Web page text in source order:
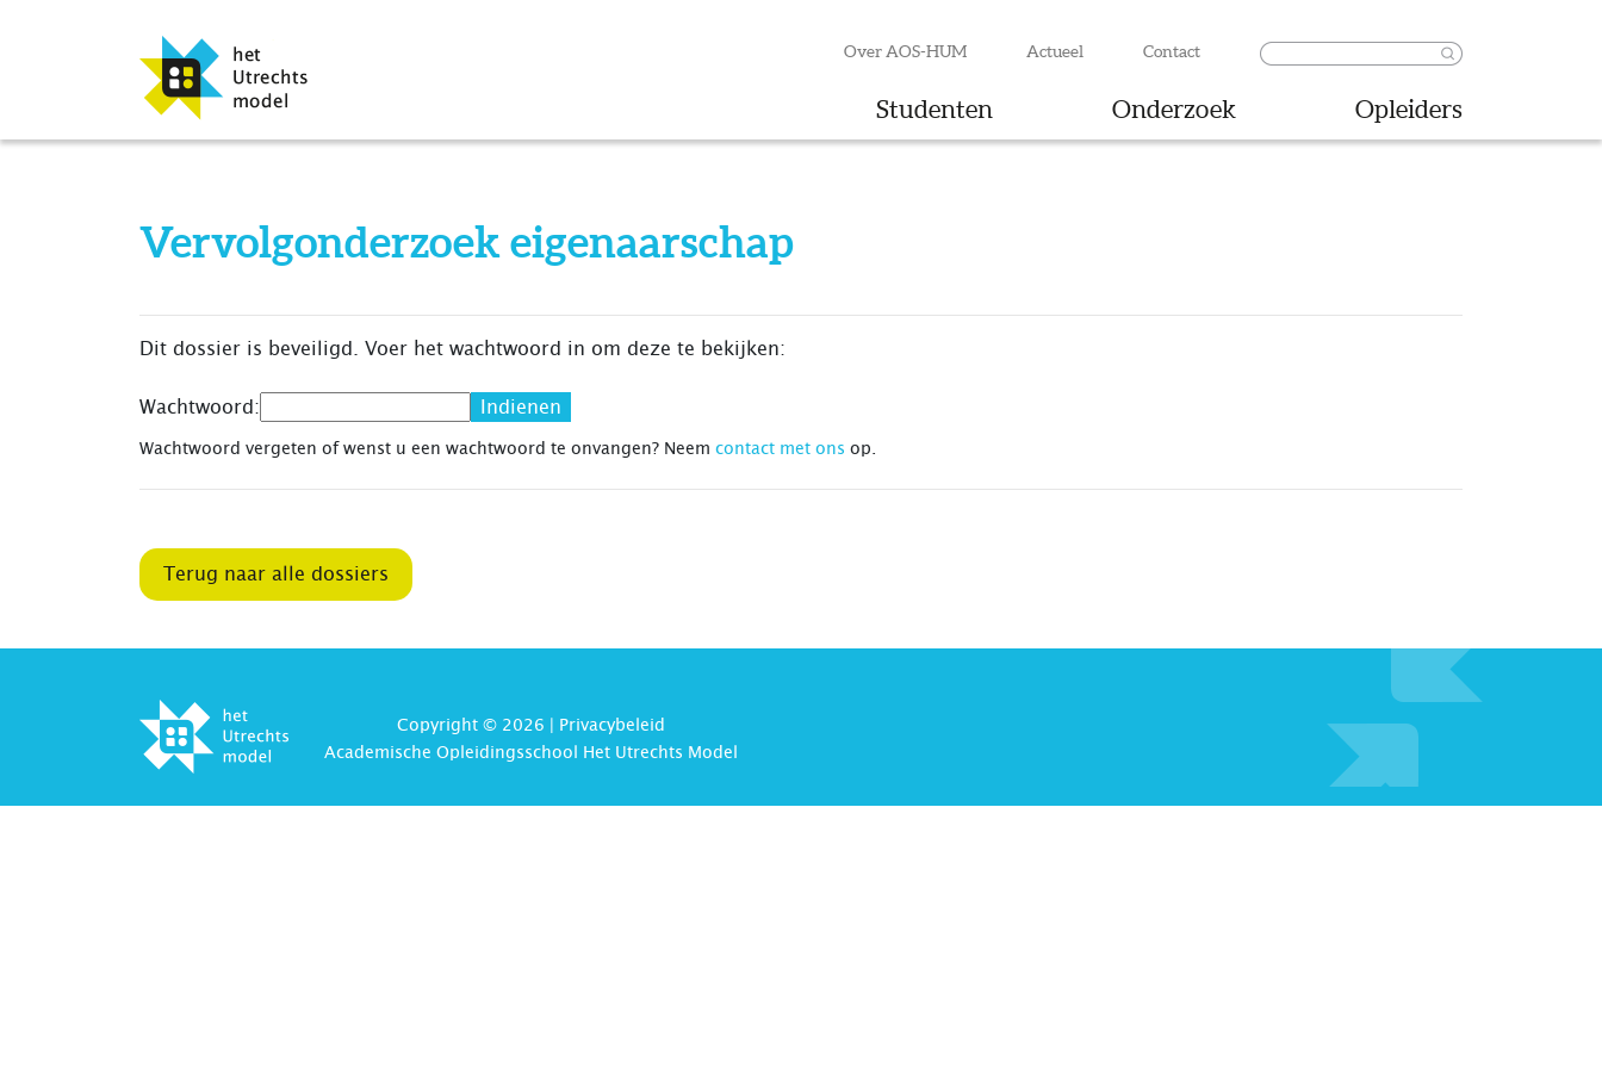
Over AOS-HUM Actueel Contact
Studenten Onderzoek Opleiders
Vervolgonderzoek eigenaarschap
Dit dossier is beveiligd. Voer het wachtwoord in om deze te bekijken:
Wachtwoord:
Wachtwoord vergeten of wenst u een wachtwoord te onvangen? Neem contact met ons op.
Terug naar alle dossiers
Copyright © 2026 | Privacybeleid
Academische Opleidingsschool Het Utrechts Model